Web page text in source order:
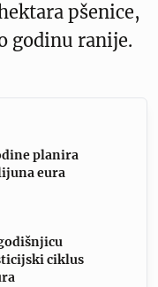
pšenice,
godinu ranije.
planira
eura
ciklus